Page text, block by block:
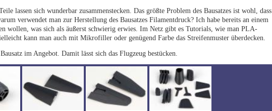
lassen sich wunderbar zusammenstecken. Das größte Problem des Bausatzes ist wohl, dass
verwendet man zur Herstellung des Bausatzes Filamentdruck? Ich habe bereits an einem
wollen, was sich als äußerst schwierig erwies. Im Netz gibt es Tutorials, wie man PLA-
kann man auch mit Mikrofiller oder genügend Farbe das Streifenmuster überdecken.
im Angebot. Damit lässt sich das Flugzeug bestücken.